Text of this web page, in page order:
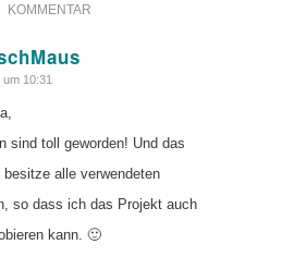
KOMMENTAR
10:31
sind toll geworden! Und das
alle verwendeten
so dass ich das Projekt auch
kann. 🙂